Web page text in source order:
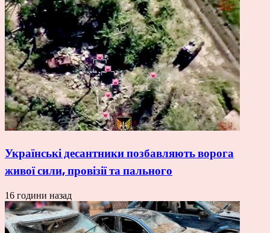
Українські десантники позбавляють ворога
живої сили, провізії та пального
16 години назад